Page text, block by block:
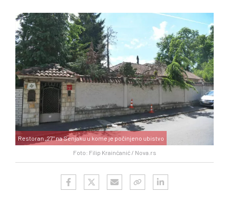
Foto: Filip Krainćanić / Nova.rs
Restoran „27" na Senjaku u kome je počinjeno ubistvo